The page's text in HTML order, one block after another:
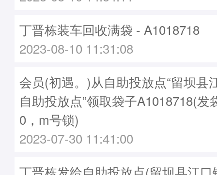
丁晋栋装车回收满袋 - A1018718
2023-08-10 11:31:08
会员(初遇。)从自助投放点“留坝县
自助投放点”领取袋子A1018718(发
0，m号锁)
2023-07-30 11:41:00
丁晋栋发给自助投放点(留坝县江